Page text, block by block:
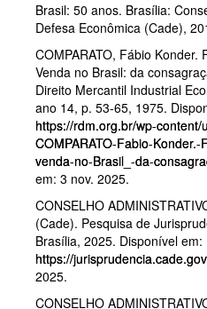
Brasil: 50 anos. Brasília:
Defesa Econômica (Cade),
COMPARATO, Fábio
Venda no Brasil: da
Direito Mercantil Industrial
ano 14, p. 53-65, 1975.
https://rdm.org.br/wp-
COMPARATO-Fabio-
venda-no-Brasil_-da-
em: 3 nov. 2025.
CONSELHO
(Cade). Pesquisa de
Brasília, 2025. Disponível em:
https://
2025.
CONSELHO